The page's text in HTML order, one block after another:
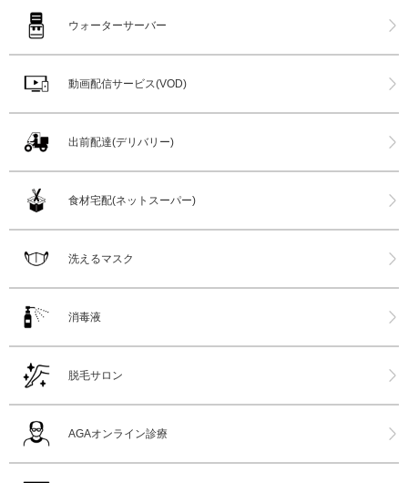
ウォーターサーバー
動画配信サービス(VOD)
出前配達(デリバリー)
食材宅配(ネットスーパー)
洗えるマスク
消毒液
脱毛サロン
AGAオンライン診療